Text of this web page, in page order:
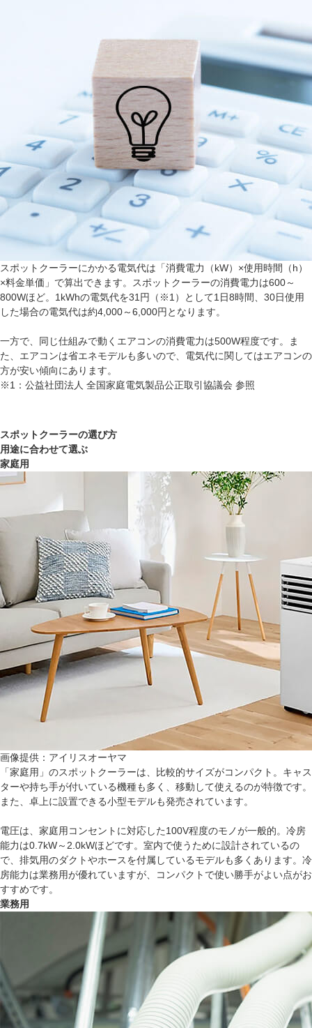
スポットクーラーにかかる電気代は「消費電力（kW）×使用時間（h）
×料金単価」で算出できます。スポットクーラーの消費電力は600～
800Wほど。1kWhの電気代を31円（※1）として1日8時間、30日使用
した場合の電気代は約4,000～6,000円となります。
一方で、同じ仕組みで動くエアコンの消費電力は500W程度です。ま
た、エアコンは省エネモデルも多いので、電気代に関してはエアコンの
方が安い傾向にあります。
※1：公益社団法人 全国家庭電気製品公正取引協議会 参照
スポットクーラーの選び方
用途に合わせて選ぶ
家庭用
画像提供：アイリスオーヤマ
「家庭用」のスポットクーラーは、比較的サイズがコンパクト。キャス
ターや持ち手が付いている機種も多く、移動して使えるのが特徴です。
また、卓上に設置できる小型モデルも発売されています。
電圧は、家庭用コンセントに対応した100V程度のモノが一般的。冷房
能力は0.7kW～2.0kWほどです。室内で使うために設計されているの
で、排気用のダクトやホースを付属しているモデルも多くあります。冷
房能力は業務用が優れていますが、コンパクトで使い勝手がよい点がお
すすめです。
業務用